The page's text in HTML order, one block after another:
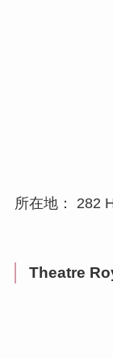
所在地： 282
Theatre